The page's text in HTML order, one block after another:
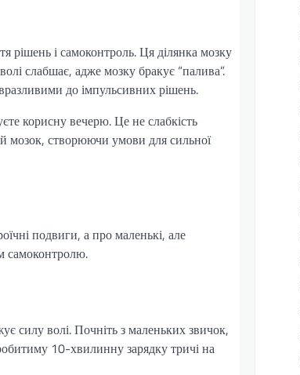
рішень і самоконтроль. Ця ділянка мозку
слабшає, адже мозку бракує “палива”.
до імпульсивних рішень.
корисну вечерю. Це не слабкість
мозок, створюючи умови для сильної
подвиги, а про маленькі, але
самоконтролю.
силу волі. Почніть з маленьких звичок,
10-хвилинну зарядку тричі на